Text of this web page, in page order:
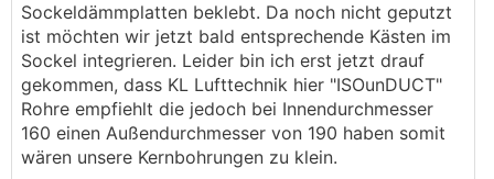
Sockeldämmplatten beklebt. Da noch nicht geputzt
ist möchten wir jetzt bald entsprechende Kästen im
Sockel integrieren. Leider bin ich erst jetzt drauf
gekommen, dass KL Lufttechnik hier "ISOunDUCT"
Rohre empfiehlt die jedoch bei Innendurchmesser
160 einen Außendurchmesser von 190 haben somit
wären unsere Kernbohrungen zu klein.